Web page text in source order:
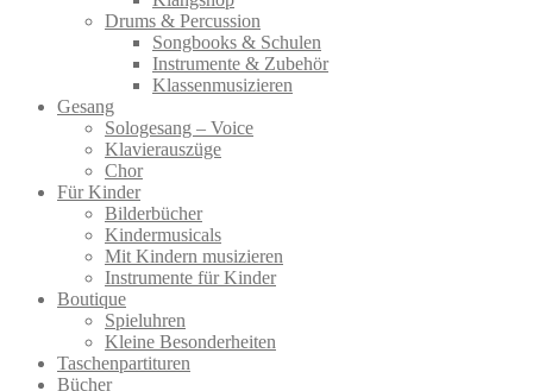
Drums & Percussion
Songbooks & Schulen
Instrumente & Zubehör
Klassenmusizieren
Gesang
Sologesang – Voice
Klavierauszüge
Chor
Für Kinder
Bilderbücher
Kindermusicals
Mit Kindern musizieren
Instrumente für Kinder
Boutique
Spieluhren
Kleine Besonderheiten
Taschenpartituren
Bücher